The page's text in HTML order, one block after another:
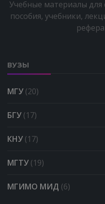
Учебные материалы
пособия, учебники,
ВУЗЫ
МГУ(20)
БГУ(17)
КНУ(17)
МГТУ(19)
МГИМО МИД (6)